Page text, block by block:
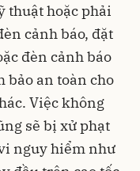
thuật hoặc phải
cảnh báo, đặt
đèn cảnh báo
bảo an toàn cho
Việc không
sẽ bị xử phạt
nguy hiểm như